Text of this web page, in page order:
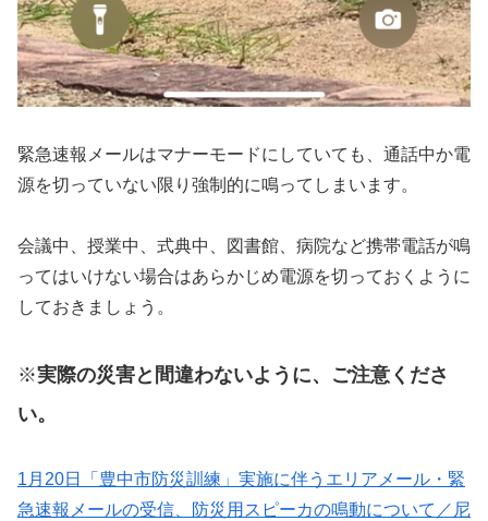
緊急速報メールはマナーモードにしていても、通話中か電
源を切っていない限り強制的に鳴ってしまいます。
会議中、授業中、式典中、図書館、病院など携帯電話が鳴
ってはいけない場合はあらかじめ電源を切っておくように
しておきましょう。
※実際の災害と間違わないように、ご注意くださ
い。
1月20日「豊中市防災訓練」実施に伴うエリアメール・緊
急速報メールの受信、防災用スピーカの鳴動について／尼